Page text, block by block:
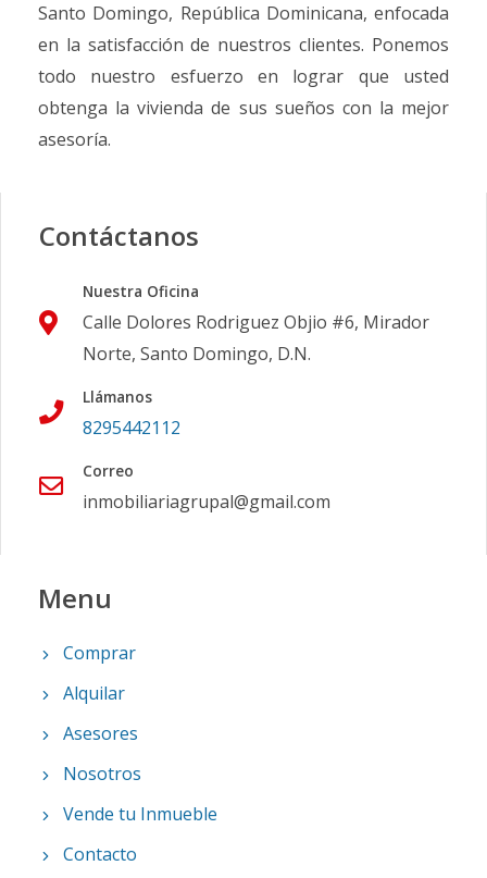
Santo Domingo, República Dominicana, enfocada
en la satisfacción de nuestros clientes. Ponemos
todo nuestro esfuerzo en lograr que usted
obtenga la vivienda de sus sueños con la mejor
asesoría.
Contáctanos
Nuestra Oficina
Calle Dolores Rodriguez Objio #6, Mirador
Norte, Santo Domingo, D.N.
Llámanos
8295442112
Correo
inmobiliariagrupal@gmail.com
Menu
Comprar
Alquilar
Asesores
Nosotros
Vende tu Inmueble
Contacto